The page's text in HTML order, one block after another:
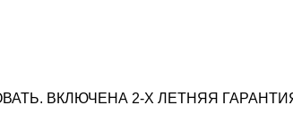
ВКЛЮЧЕНА 2-Х ЛЕТНЯЯ ГАРАНТИЯ